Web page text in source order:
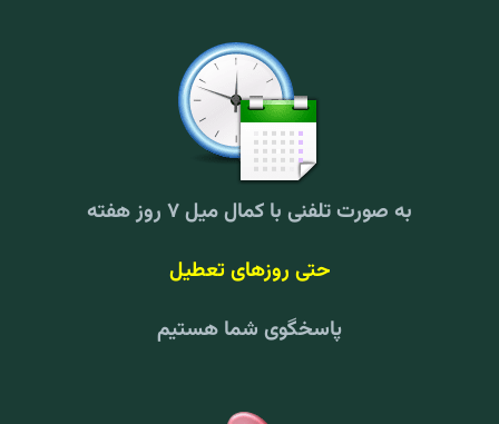
به صورت تلفنی با کمال میل ۷ روز هفته
حتی روزهای تعطیل
پاسخگوی شما هستیم